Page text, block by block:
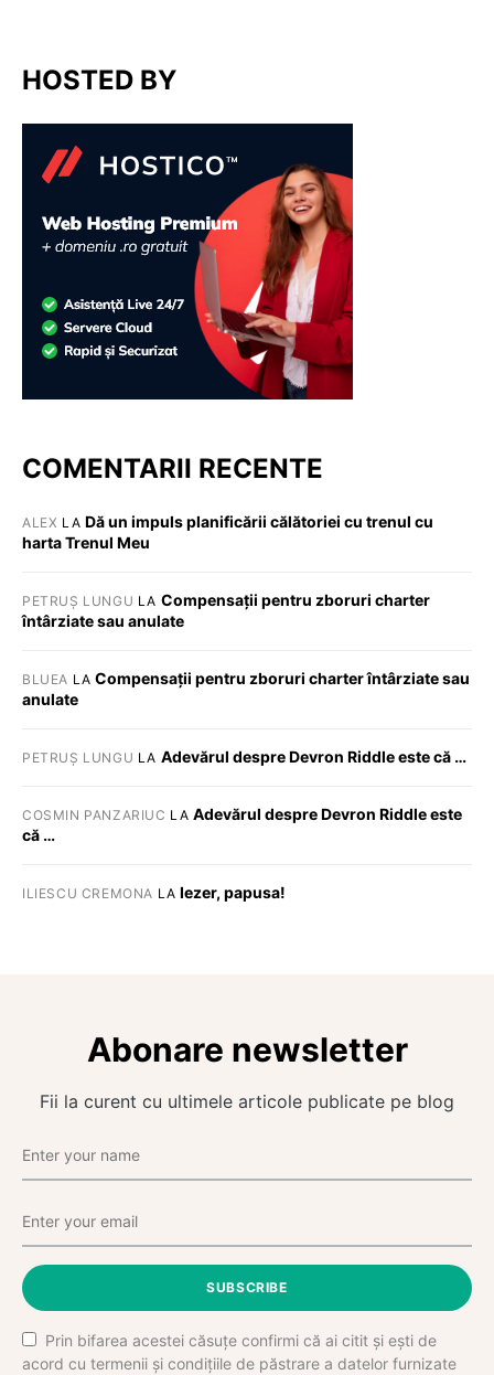
HOSTED BY
COMENTARII RECENTE
ALEX LA Dă un impuls planificării călătoriei cu trenul cu
harta Trenul Meu
PETRUȘ LUNGU LA Compensații pentru zboruri charter
întârziate sau anulate
BLUEA LACompensații pentru zboruri charter întârziate sau
anulate
PETRUȘ LUNGU LA Adevărul despre Devron Riddle este că …
COSMIN PANZARIUC LA Adevărul despre Devron Riddle este
că …
ILIESCU CREMONA LA Iezer, papusa!
Abonare newsletter
Fii la curent cu ultimele articole publicate pe blog
SUBSCRIBE
Prin bifarea acestei căsuțe confirmi că ai citit și ești de
acord cu termenii și condițiile de păstrare a datelor furnizate